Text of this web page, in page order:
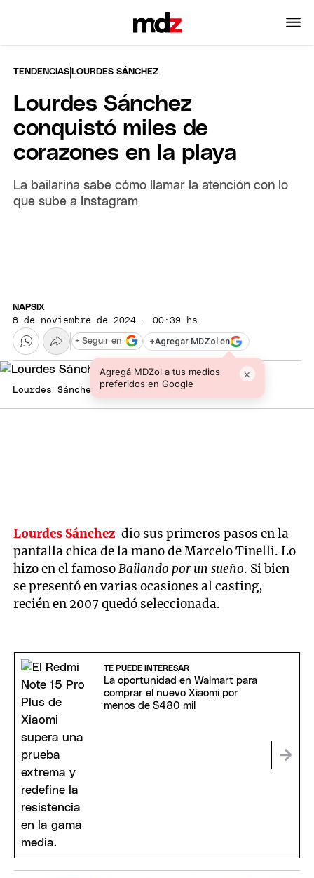
TENDENCIAS |LOURDES SÁNCHEZ
Lourdes Sánchez
conquistó miles de
corazones en la playa
La bailarina sabe cómo llamar la atención con lo
que sube a Instagram
NAPSIX
8 de noviembre de 2024 · 00:39 hs
+Agregar MDZol en
Agregá MDZol a tus medios
preferidos en Google
×
+ Seguir en
Lourdes Sánchez Foto: Instagram
Lourdes Sánchez dio sus primeros pasos en la
pantalla chica de la mano de Marcelo Tinelli. Lo
hizo en el famosoBailando por un sueño. Si bien
se presentó en varias ocasiones al casting,
recién en 2007 quedó seleccionada.
TE PUEDE INTERESAR
La oportunidad en Walmart para
comprar el nuevo Xiaomi por
menos de $480 mil